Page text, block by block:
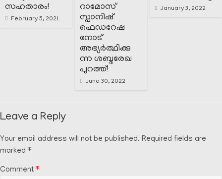
സഹതാരം!
February 5, 2021
റാമോസ്
സ്പാനിഷ്
ഫെഡറേഷ
നോട്
അഭ്യർത്ഥിക്കു
ന്ന ശബ്ദരേഖ
പുറത്ത്!
June 30, 2022
January 3, 2022
Leave a Reply
Your email address will not be published. Required fields are
marked *
Comment *